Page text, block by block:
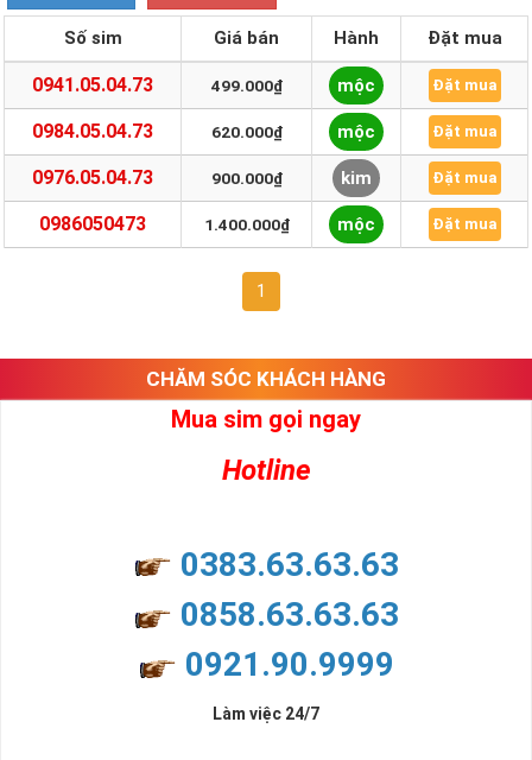
Số sim Giá bán Hành Đặt mua
0941.05.04.73 499.000₫ mộc Đặt mua
0984.05.04.73 620.000₫ mộc Đặt mua
0976.05.04.73 900.000₫ kim Đặt mua
0986050473 1.400.000₫ mộc Đặt mua
1
CHĂM SÓC KHÁCH HÀNG
Mua sim gọi ngay
Hotline
0383.63.63.63
0858.63.63.63
0921.90.9999
Làm việc 24/7